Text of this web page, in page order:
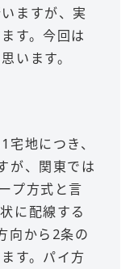
ますが、実
す。今回は
います。
地につき、
が、関東では
プ方式と言
に配線する
向から2条の
す。パイ方